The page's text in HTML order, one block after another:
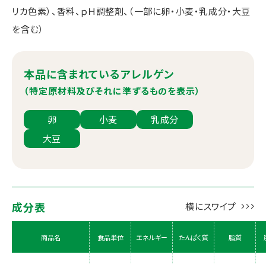
リカ色素）、香料、ｐＨ調整剤、（一部に卵・小麦・乳成分・大豆
を含む）
本品に含まれているアレルゲン
（特定原材料及びそれに準ずるものを表示）
卵 小麦
乳成分
大豆
成分表
商品名 食品単位 エネルギー たんぱく質 脂質